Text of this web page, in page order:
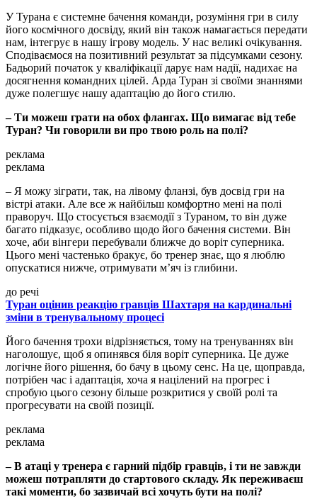
У Турана є системне бачення команди, розуміння гри в силу
його космічного досвіду, який він також намагається передати
нам, інтегрує в нашу ігрову модель. У нас великі очікування.
Сподіваємося на позитивний результат за підсумками сезону.
Бадьорий початок у кваліфікації дарує нам надії, надихає на
досягнення командних цілей. Арда Туран зі своїми знаннями
дуже полегшує нашу адаптацію до його стилю.
– Ти можеш грати на обох флангах. Що вимагає від тебе
Туран? Чи говорили ви про твою роль на полі?
реклама
реклама
– Я можу зіграти, так, на лівому фланзі, був досвід гри на
вістрі атаки. Але все ж найбільш комфортно мені на полі
праворуч. Що стосується взаємодії з Тураном, то він дуже
багато підказує, особливо щодо його бачення системи. Він
хоче, аби вінгери перебували ближче до воріт суперника.
Цього мені частенько бракує, бо тренер знає, що я люблю
опускатися нижче, отримувати мʼяч із глибини.
до речі
Туран оцінив реакцію гравців Шахтаря на кардинальні
зміни в тренувальному процесі
Його бачення трохи відрізняється, тому на тренуваннях він
наголошує, щоб я опинявся біля воріт суперника. Це дуже
логічне його рішення, бо бачу в цьому сенс. На це, щоправда,
потрібен час і адаптація, хоча я націлений на прогрес і
спробую цього сезону більше розкритися у своїй ролі та
прогресувати на своїй позиції.
реклама
реклама
– В атаці у тренера є гарний підбір гравців, і ти не завжди
можеш потрапляти до стартового складу. Як переживаєш
такі моменти, бо зазвичай всі хочуть бути на полі?